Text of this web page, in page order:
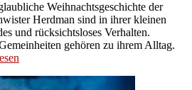
Weihnachtsgeschichte der
Herdman sind in ihrer kleinen
und rücksichtsloses Verhalten.
gehören zu ihrem Alltag.